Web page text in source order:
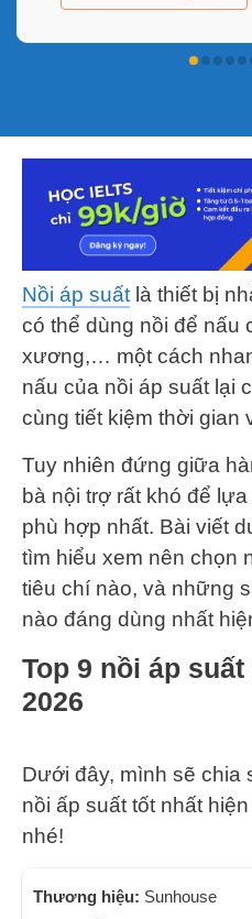
Nồi áp suất là thiết bị
có thể dùng nồi để nấu
xương,… một cách
nấu của nồi áp suất lại
cùng tiết kiệm thời gian
Tuy nhiên đứng giữa
bà nội trợ rất khó để
phù hợp nhất. Bài viết
tìm hiểu xem nên chọn
tiêu chí nào, và những
nào đáng dùng nhất
Top 9 nồi áp
2026
Dưới đây, mình sẽ chia
nồi ấp suất tốt nhất
nhé!
Thương hiệu: Sunhouse